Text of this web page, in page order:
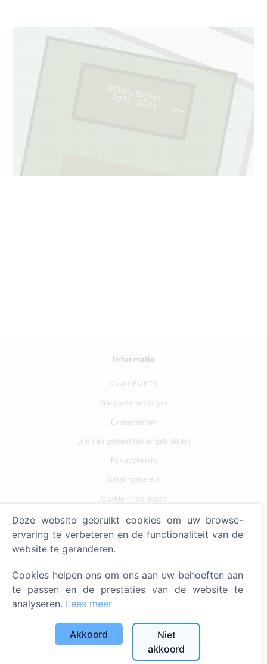
1
Edvīns Bilders
1934 - 2021
Informatie
Over CEMETY
Veelgestelde vragen
Evenementen
Lijst van gemeenten en gebruikers
Privacybeleid
Betalingsbeleid
Cookie-instellingen
Zoeken
Zoeken naar overledenen
Diensten
Contacten
SIA "CEMETY", LV40103618951
Deze website gebruikt cookies om uw browse-
ervaring te verbeteren en de functionaliteit van de
website te garanderen.
Cookies helpen ons om ons aan uw behoeften aan
te passen en de prestaties van de website te
analyseren. Lees meer
Akkoord
Niet
akkoord